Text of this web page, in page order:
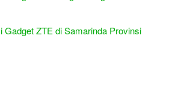
Gadget ZTE di Samarinda Provinsi